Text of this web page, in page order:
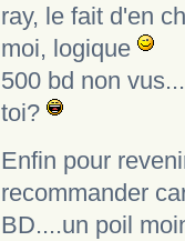
ray, le fait d'en
moi, logique
500 bd non
toi?
Enfin pour
recommander
BD....un poil